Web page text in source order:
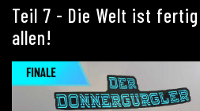
Teil 7 - Die Welt ist
allen!